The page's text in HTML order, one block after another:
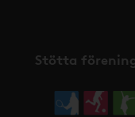
Stötta